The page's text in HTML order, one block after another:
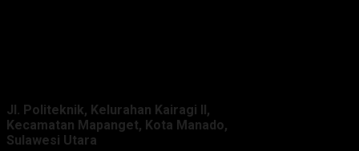
Jl. Politeknik, Kelurahan Kairagi II,
Kecamatan Mapanget, Kota Manado,
Sulawesi Utara